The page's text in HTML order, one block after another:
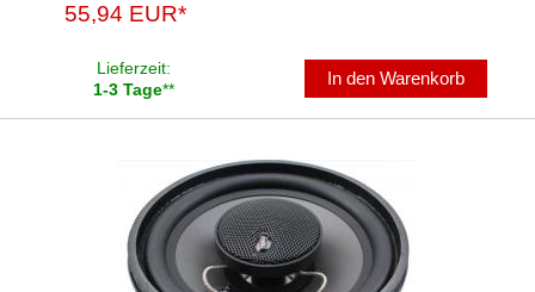
55,94 EUR*
Lieferzeit:
1-3 Tage**
In den Warenkorb